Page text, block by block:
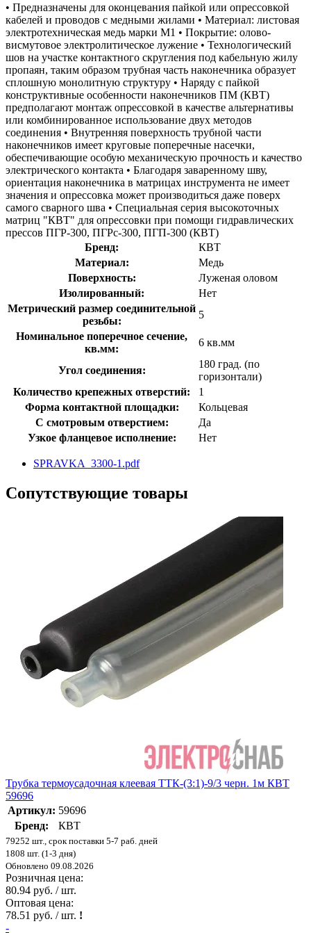
• Предназначены для оконцевания пайкой или опрессовкой
кабелей и проводов с медными жилами • Материал: листовая
электротехническая медь марки М1 • Покрытие: олово-
висмутовое электролитическое лужение • Технологический
шов на участке контактного скругления под кабельную жилу
пропаян, таким образом трубная часть наконечника образует
сплошную монолитную структуру • Наряду с пайкой
конструктивные особенности наконечников ПМ (КВТ)
предполагают монтаж опрессовкой в качестве альтернативы
или комбинированное использование двух методов
соединения • Внутренняя поверхность трубной части
наконечников имеет круговые поперечные насечки,
обеспечивающие особую механическую прочность и качество
электрического контакта • Благодаря заваренному шву,
ориентация наконечника в матрицах инструмента не имеет
значения и опрессовка может производиться даже поверх
самого сварного шва • Специальная серия высокоточных
матриц "КВТ" для опрессовки при помощи гидравлических
прессов ПГР-300, ПГРс-300, ПГП-300 (КВТ)
Бренд:
КВТ
Материал:
Медь
Поверхность:
Луженая оловом
Изолированный:
Нет
Метрический размер соединительной
резьбы:
5
Номинальное поперечное сечение,
кв.мм:
6 кв.мм
Угол соединения:
180 град. (по
горизонтали)
Количество крепежных отверстий:
1
Форма контактной площадки:
Кольцевая
С смотровым отверстием:
Да
Узкое фланцевое исполнение:
Нет
SPRAVKA_3300-1.pdf
Сопутствующие товары
Трубка термоусадочная клеевая ТТК-(3:1)-9/3 черн. 1м КВТ
59696
Артикул: 59696
Бренд:
КВТ
79252 шт., срок поставки 5-7 раб. дней
1808 шт. (1-3 дня)
Обновлено 09.08.2026
Розничная цена:
80.94 руб. / шт.
Оптовая цена:
78.51 руб. / шт. !
-